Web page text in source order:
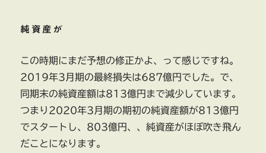
純資産が
この時期にまだ予想の修正かよ、って感じですね。
2019年3月期の最終損失は687億円でした。で、
同期末の純資産額は813億円まで減少しています。
つまり2020年3月期の期初の純資産額が813億円
でスタートし、803億円、、純資産がほぼ吹き飛ん
だことになります。